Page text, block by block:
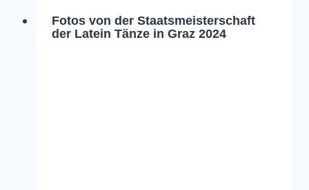
Fotos von der Staatsmeisterschaft
der Latein Tänze in Graz 2024